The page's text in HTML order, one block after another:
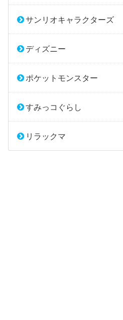
サンリオキャラクターズ
ディズニー
ポケットモンスター
すみっコぐらし
リラックマ